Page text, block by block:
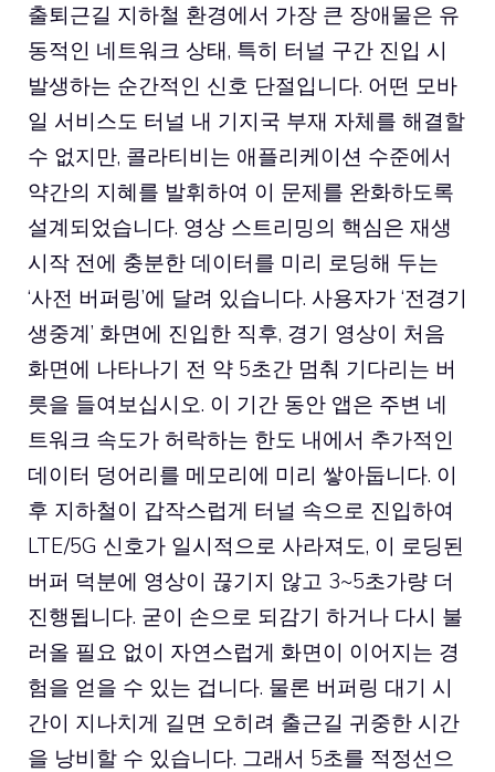
출퇴근길 지하철 환경에서 가장 큰 장애물은 유
동적인 네트워크 상태, 특히 터널 구간 진입 시
발생하는 순간적인 신호 단절입니다. 어떤 모바
일 서비스도 터널 내 기지국 부재 자체를 해결할
수 없지만, 콜라티비는 애플리케이션 수준에서
약간의 지혜를 발휘하여 이 문제를 완화하도록
설계되었습니다. 영상 스트리밍의 핵심은 재생
시작 전에 충분한 데이터를 미리 로딩해 두는
‘사전 버퍼링’에 달려 있습니다. 사용자가 ‘전경기
생중계’ 화면에 진입한 직후, 경기 영상이 처음
화면에 나타나기 전 약 5초간 멈춰 기다리는 버
릇을 들여보십시오. 이 기간 동안 앱은 주변 네
트워크 속도가 허락하는 한도 내에서 추가적인
데이터 덩어리를 메모리에 미리 쌓아둡니다. 이
후 지하철이 갑작스럽게 터널 속으로 진입하여
LTE/5G 신호가 일시적으로 사라져도, 이 로딩된
버퍼 덕분에 영상이 끊기지 않고 3~5초가량 더
진행됩니다. 굳이 손으로 되감기 하거나 다시 불
러올 필요 없이 자연스럽게 화면이 이어지는 경
험을 얻을 수 있는 겁니다. 물론 버퍼링 대기 시
간이 지나치게 길면 오히려 출근길 귀중한 시간
을 낭비할 수 있습니다. 그래서 5초를 적정선으